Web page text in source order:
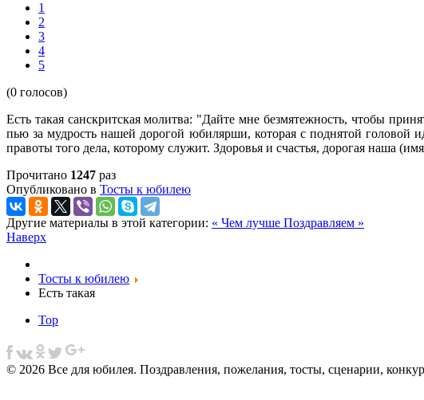
1
2
3
4
5
(0 голосов)
Есть такая санскритская молитва: "Дайте мне безмятежность, чтобы
пью за мудрость нашей дорогой юбилярши, которая с поднятой головой
правоты того дела, которому служит. Здоровья и счастья, дорогая наша
Прочитано 1247 раз
Опубликовано в Тосты к юбилею
Другие материалы в этой категории: « Чем лучше Поздравляем »
Наверх
Тосты к юбилею
Есть такая
Top
© 2026 Все для юбилея. Поздравления, пожелания, тосты, сценарии,